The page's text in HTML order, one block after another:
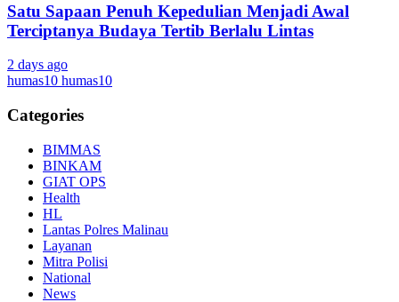
Satu Sapaan Penuh Kepedulian Menjadi Awal
Terciptanya Budaya Tertib Berlalu Lintas
2 days ago
humas10 humas10
Categories
BIMMAS
BINKAM
GIAT OPS
Health
HL
Lantas Polres Malinau
Layanan
Mitra Polisi
National
News